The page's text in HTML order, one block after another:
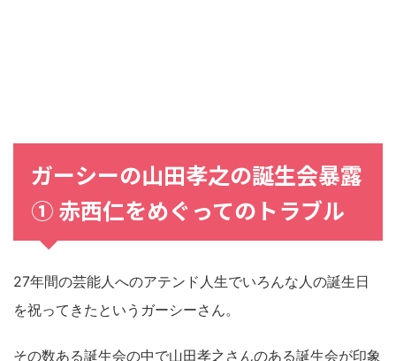
ガーシーの山田孝之の誕生会暴露
① 赤西仁をめぐってのトラブル
27年間の芸能人へのアテンド人生でいろんな人の誕生日
を祝ってきたというガーシーさん。
その数ある誕生会の中で山田孝之さんのある誕生会が印象